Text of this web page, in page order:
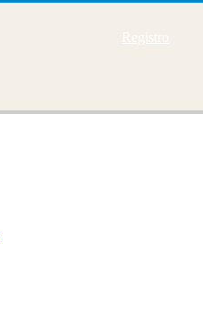
Registro